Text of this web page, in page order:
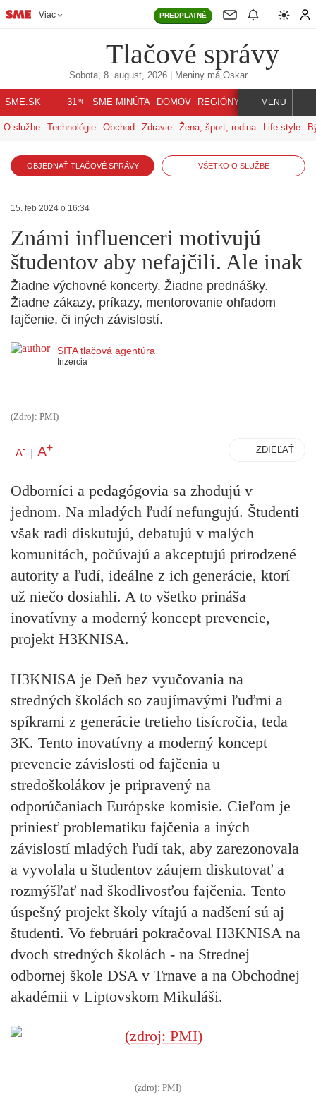
Viac PREDPLATNÉ
Tlačové správy
Sobota, 8. august, 2026| Meniny má Oskar
SME.SK 31℃ SME MINÚTA DOMOV REGIÓNY INDEX SVET
MENU
O službe Technológie Obchod Zdravie Žena, šport, rodina Life style
OBJEDNAŤ TLAČOVÉ SPRÁVY VŠETKO O SLUŽBE
15. feb 2024 o 16:34
Známi influenceri motivujú
študentov aby nefajčili. Ale inak
Žiadne výchovné koncerty. Žiadne prednášky.
Žiadne zákazy, príkazy, mentorovanie ohľadom
fajčenie, či iných závislostí.
SITA tlačová agentúra
Inzercia
(Zdroj: PMI)
A- | A+ ZDIEĽAŤ
Odborníci a pedagógovia sa zhodujú v
jednom. Na mladých ľudí nefungujú. Študenti
však radi diskutujú, debatujú v malých
komunitách, počúvajú a akceptujú prirodzené
autority a ľudí, ideálne z ich generácie, ktorí
už niečo dosiahli. A to všetko prináša
inovatívny a moderný koncept prevencie,
projekt H3KNISA.
H3KNISA je Deň bez vyučovania na
stredných školách so zaujímavými ľuďmi a
spíkrami z generácie tretieho tisícročia, teda
3K. Tento inovatívny a moderný koncept
prevencie závislosti od fajčenia u
stredoškolákov je pripravený na
odporúčaniach Európske komisie. Cieľom je
priniesť problematiku fajčenia a iných
závislostí mladých ľudí tak, aby zarezonovala
a vyvolala u študentov záujem diskutovať a
rozmýšľať nad škodlivosťou fajčenia. Tento
úspešný projekt školy vítajú a nadšení sú aj
študenti. Vo februári pokračoval H3KNISA na
dvoch stredných školách - na Strednej
odbornej škole DSA v Trnave a na Obchodnej
akadémii v Liptovskom Mikuláši.
(zdroj: PMI)